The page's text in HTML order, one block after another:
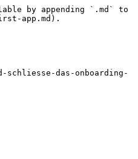
by appending `.md` to
app.md).
das-onboarding-